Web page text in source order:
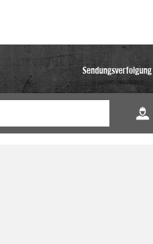
Sendungsverfolgung